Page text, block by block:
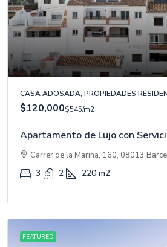
CASA ADOSADA, PROPIEDADES
$120,000$545/m2
Apartamento de Lujo con
Carrer de la Marina, 160, 08013
3 2 220 m2
FEATURED